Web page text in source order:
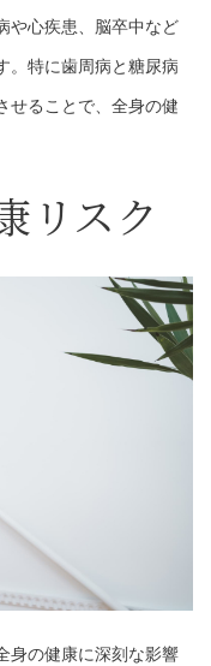
や心疾患、脳卒中など
。特に歯周病と糖尿病
せることで、全身の健
リスク
身の健康に深刻な影響